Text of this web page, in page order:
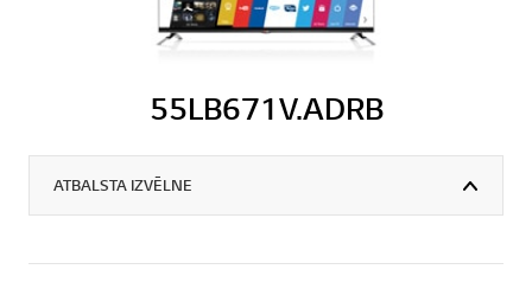
55LB671V.ADRB
ATBALSTA IZVĒLNE